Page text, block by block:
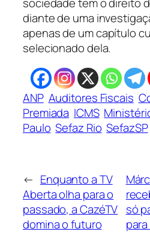
diante de uma
apenas de um capítulo
selecionado dela.
ANP Auditores Fiscais
Premiada ICMS
Paulo Sefaz Rio SefazSP
← Enquanto a TV
Aberta olha para o
passado, a CazéTV
domina o futuro
só